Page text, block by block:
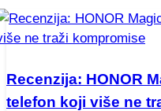
Recenzija: HONOR
telefon koji više ne